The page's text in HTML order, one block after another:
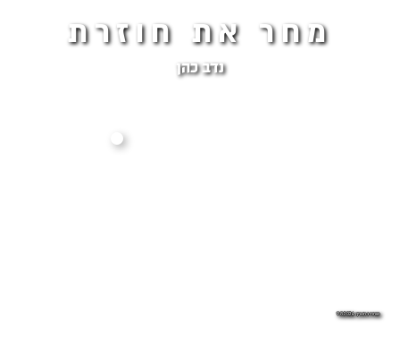
מחר את חוזרת
נדב כהן
שוחרר בתאריך: 9.8.2024